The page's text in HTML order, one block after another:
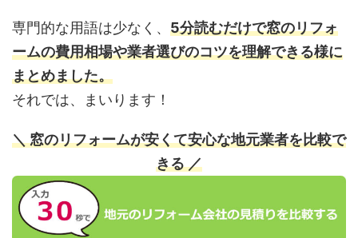
専門的な用語は少なく、 5分読むだけで窓のリフォ
ームの費用相場や業者選びのコツを理解できる様に
まとめました。
それでは、まいります！
＼ 窓のリフォームが安くて安心な地元業者を比較で
きる ／